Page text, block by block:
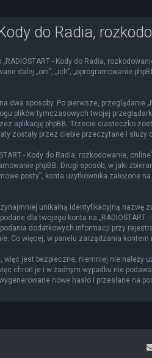
do Radia,
- Kody do Radia,
dalej „oni”, „ich”, „oprogramowanie
dwa sposoby. Po pierwsze, przeglądanie
plików tymczasowych twojej
aplikację phpBB. Trzecie ciasteczko
zostały przez ciebie przeczytane i służy
- Kody do Radia, rozkodowanie,
phpBB. Drugi sposób, w jaki
posty”, konta użytkownika założone
unikalną identyfikacyjną nazwę
dla twojego konta na
dodatkowych informacji przy
Co więcej, w panelu zarządzania
jest bezpieczne, niemniej nie należy
chroń je i w żadnym wypadku nie
nowe hasło i przesłane na